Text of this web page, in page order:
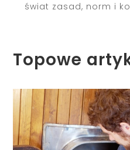
świat zasad, norm i
Topowe